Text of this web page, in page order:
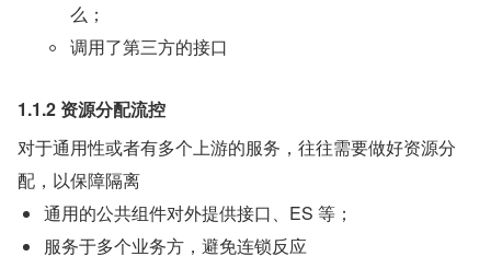
么；
调用了第三方的接口
1.1.2 资源分配流控
对于通用性或者有多个上游的服务，往往需要做好资源分
配，以保障隔离
通用的公共组件对外提供接口、ES 等；
服务于多个业务方，避免连锁反应